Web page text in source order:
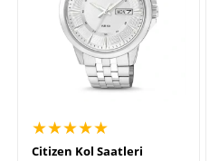
★★★★★
Citizen Kol Saatleri